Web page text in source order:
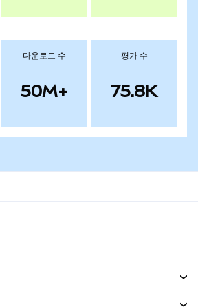
다운로드 수
50M+
평가 수
75.8K